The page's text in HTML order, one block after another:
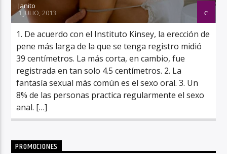
Janito
1 JULIO, 2013
1. De acuerdo con el Instituto Kinsey, la erección de
pene más larga de la que se tenga registro midió
39 centímetros. La más corta, en cambio, fue
registrada en tan solo 4.5 centímetros. 2. La
fantasía sexual más común es el sexo oral. 3. Un
8% de las personas practica regularmente el sexo
anal. […]
PROMOCIONES